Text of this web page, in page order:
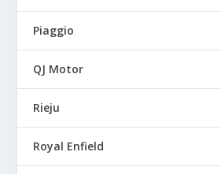
Piaggio
QJ Motor
Rieju
Royal Enfield